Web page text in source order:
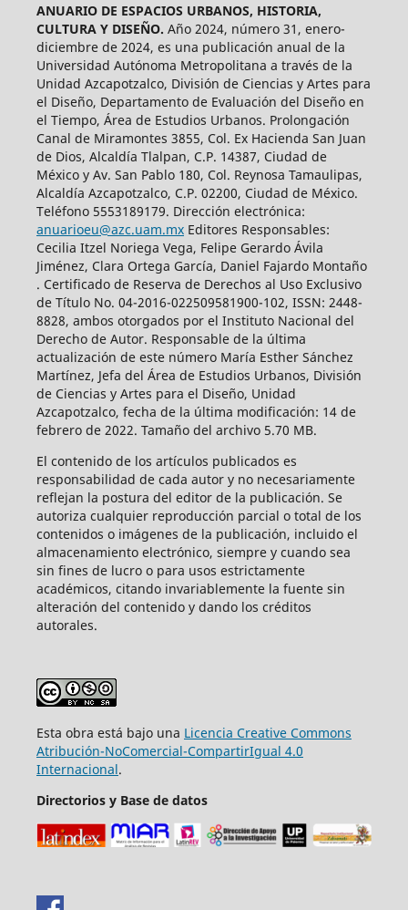
ANUARIO DE ESPACIOS URBANOS, HISTORIA,
CULTURA Y DISEÑO. Año 2024, número 31, enero-
diciembre de 2024, es una publicación anual de la
Universidad Autónoma Metropolitana a través de la
Unidad Azcapotzalco, División de Ciencias y Artes para
el Diseño, Departamento de Evaluación del Diseño en
el Tiempo, Área de Estudios Urbanos. Prolongación
Canal de Miramontes 3855, Col. Ex Hacienda San Juan
de Dios, Alcaldía Tlalpan, C.P. 14387, Ciudad de
México y Av. San Pablo 180, Col. Reynosa Tamaulipas,
Alcaldía Azcapotzalco, C.P. 02200, Ciudad de México.
Teléfono 5553189179. Dirección electrónica:
anuarioeu@azc.uam.mxEditores Responsables:
Cecilia Itzel Noriega Vega, Felipe Gerardo Ávila
Jiménez, Clara Ortega García, Daniel Fajardo Montaño
. Certificado de Reserva de Derechos al Uso Exclusivo
de Título No. 04-2016-022509581900-102, ISSN: 2448-
8828, ambos otorgados por el Instituto Nacional del
Derecho de Autor. Responsable de la última
actualización de este número María Esther Sánchez
Martínez, Jefa del Área de Estudios Urbanos, División
de Ciencias y Artes para el Diseño, Unidad
Azcapotzalco, fecha de la última modificación: 14 de
febrero de 2022. Tamaño del archivo 5.70 MB.
El contenido de los artículos publicados es
responsabilidad de cada autor y no necesariamente
reflejan la postura del editor de la publicación. Se
autoriza cualquier reproducción parcial o total de los
contenidos o imágenes de la publicación, incluido el
almacenamiento electrónico, siempre y cuando sea
sin fines de lucro o para usos estrictamente
académicos, citando invariablemente la fuente sin
alteración del contenido y dando los créditos
autorales.
Esta obra está bajo una Licencia Creative Commons
Atribución-NoComercial-CompartirIgual 4.0
Internacional.
Directorios y Base de datos